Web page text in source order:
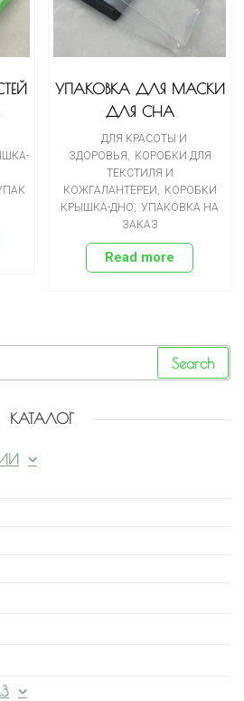
УПАКОВКА ДЛЯ МАСКИ
ДЛЯ СНА
ДЛЯ КРАСОТЫ И
ЗДОРОВЬЯ, КОРОБКИ ДЛЯ
ТЕКСТИЛЯ И
КОЖГАЛАНТЕРЕИ , КОРОБКИ
КРЫШКА-ДНО, УПАКОВКА НА
ЗАКАЗ
Read more
Search
КАТАЛОГ